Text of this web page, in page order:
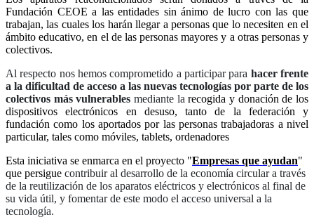
Fundación CEOE a las entidades sin ánimo de lucro con las que
trabajan, las cuales los harán llegar a personas que lo necesiten en el
ámbito educativo, en el de las personas mayores y a otras personas y
colectivos.
Al respecto nos hemos comprometido a participar para hacer frente
a la dificultad de acceso a las nuevas tecnologías por parte de los
colectivos más vulnerables mediante larecogida y donación de los
dispositivos electrónicos en desuso, tanto de la federación y
fundación como los aportados por las personas trabajadoras a nivel
particular, tales como móviles, tablets, ordenadores
Esta iniciativa se enmarca en el proyecto "Empresas que ayudan"
que persigue contribuir al desarrollo de la economía circular a través
de la reutilización de los aparatos eléctricos y electrónicos al final de
su vida útil, y fomentar de este modo el acceso universal a la
tecnología.